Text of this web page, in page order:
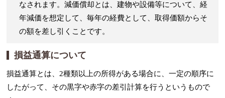
なされます。減価償却とは、建物や設備等について、経
年減価を想定して、毎年の経費として、取得価額からそ
の額を差し引くことです。
損益通算について
損益通算とは、2種類以上の所得がある場合に、一定の順序に
したがって、その黒字や赤字の差引計算を行うというもので